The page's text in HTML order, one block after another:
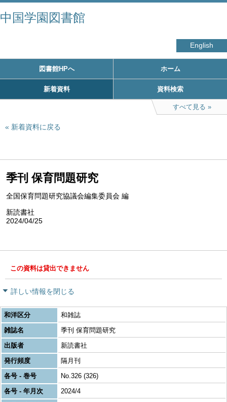
中国学園図書館
English
図書館HPへ ホーム
新着資料 資料検索
すべて見る
新着資料に戻る
季刊 保育問題研究
全国保育問題研究協議会編集委員会 編
新読書社
2024/04/25
この資料は貸出できません
詳しい情報を閉じる
和洋区分
和雑誌
雑誌名
季刊 保育問題研究
出版者
新読書社
発行頻度
隔月刊
各号 - 巻号
No.326 (326)
各号 - 年月次
2024/4